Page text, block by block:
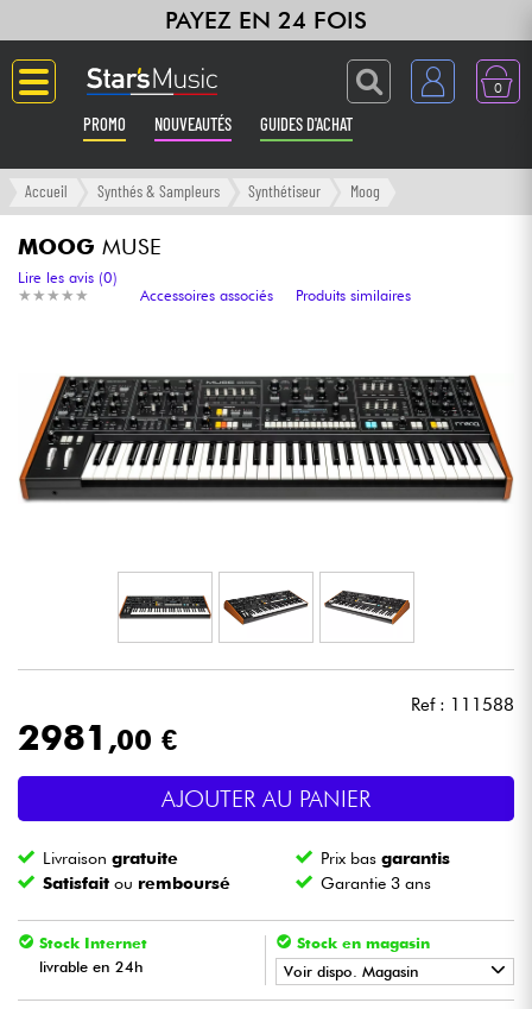
PAYEZ EN 24 FOIS
0
PROMO NOUVEAUTÉS GUIDES D'ACHAT
Langue
Guitares & Basses
Amplis & Effets
Synthés & Sampleurs
Home Studio
Micros & HF
Sono
Batteries & Percu
Violons & Quatuor
Accueil Synthés & Sampleurs Synthétiseur Moog
MOOG MUSE
★ ★ ★ ★ ★
★ ★ ★ ★ ★
Lire les avis (0)
Accessoires associés
Produits similaires
Ref : 111588
2981 ,00 €
AJOUTER AU PANIER
Livraisongratuite Prix basgarantis
Satisfait ou remboursé Garantie 3 ans
Stock Internet
livrable en 24h
Stock en magasin
Voir dispo. Magasin